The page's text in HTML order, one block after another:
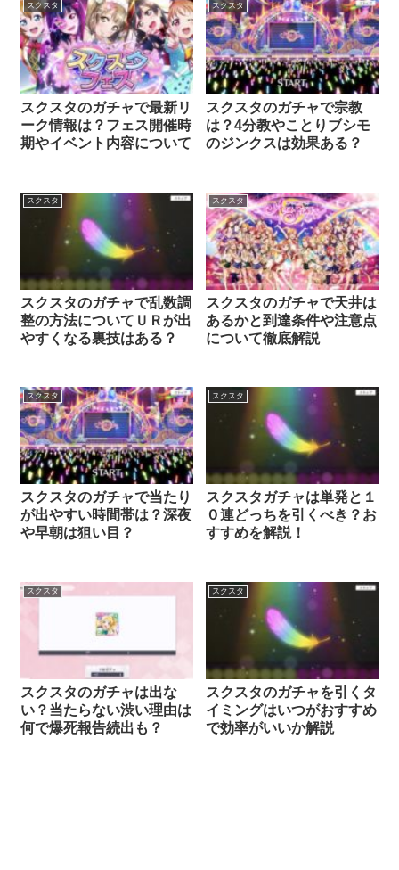
スクスタ
スクスタのガチャで最新リ
ーク情報は？フェス開催時
期やイベント内容について
スクスタ
スクスタのガチャで宗教
は？4分教やことりブシモ
のジンクスは効果ある？
スクスタ
スクスタのガチャで乱数調
整の方法についてＵＲが出
やすくなる裏技はある？
スクスタ
スクスタのガチャで天井は
あるかと到達条件や注意点
について徹底解説
スクスタ
スクスタのガチャで当たり
が出やすい時間帯は？深夜
や早朝は狙い目？
スクスタ
スクスタガチャは単発と１
０連どっちを引くべき？お
すすめを解説！
スクスタ
スクスタのガチャは出な
い？当たらない渋い理由は
何で爆死報告続出も？
スクスタ
スクスタのガチャを引くタ
イミングはいつがおすすめ
で効率がいいか解説